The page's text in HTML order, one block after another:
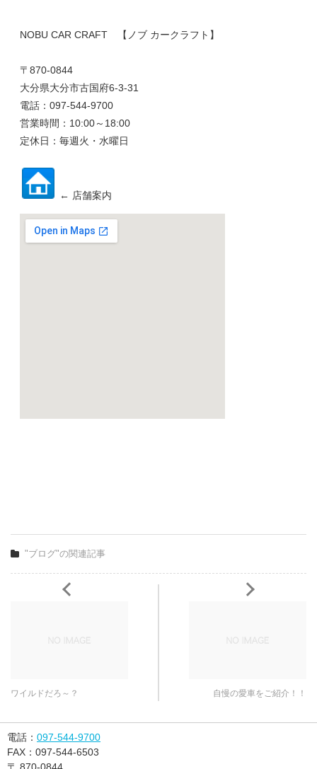
NOBU CAR CRAFT 【ノブ カークラフト】
〒870-0844
大分県大分市古国府6-3-31
電話：097-544-9700
営業時間：10:00～18:00
定休日：毎週火・水曜日
← 店舗案内
"ブログ"の関連記事
ワイルドだろ～？ 自慢の愛車をご紹介！！
電話： 097-544-9700
FAX： 097-544-6503
〒 870-0844